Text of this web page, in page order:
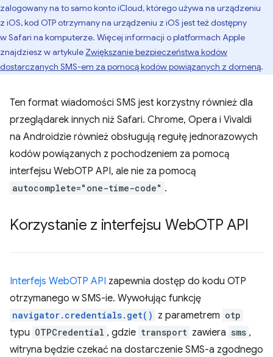
zalogowany na to samo konto iCloud, którego używa na urządzeniu
z iOS, kod OTP otrzymany na urządzeniu z iOS jest też dostępny
w Safari na komputerze. Więcej informacji o platformach Apple
znajdziesz w artykule Zwiększanie bezpieczeństwa kodów
dostarczanych SMS-em za pomocą kodów powiązanych z domeną.
Ten format wiadomości SMS jest korzystny również dla
przeglądarek innych niż Safari. Chrome, Opera i Vivaldi
na Androidzie również obsługują regułę jednorazowych
kodów powiązanych z pochodzeniem za pomocą
interfejsu WebOTP API, ale nie za pomocą
autocomplete="one-time-code" .
Korzystanie z interfejsu WebOTP API
Interfejs WebOTP API zapewnia dostęp do kodu OTP
otrzymanego w SMS-ie. Wywołując funkcję
navigator.credentials.get() z parametrem otp
typu OTPCredential , gdzie transport zawiera sms ,
witryna będzie czekać na dostarczenie SMS-a zgodnego